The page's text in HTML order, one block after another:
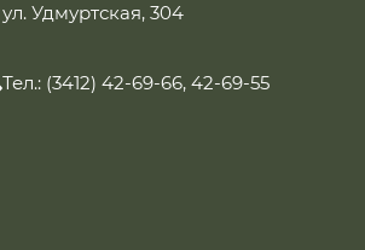
ул. Удмуртская, 304
Тел.: (3412) 42-69-66, 42-69-55